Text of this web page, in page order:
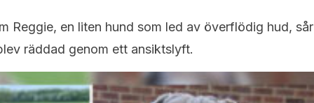
Reggie, en liten hund som led av överflödig hud, sår
räddad genom ett ansiktslyft.